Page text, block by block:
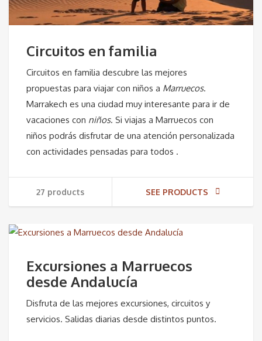
Circuitos en familia
Circuitos en familia descubre las mejores
propuestas para viajar con niños a Marruecos.
Marrakech es una ciudad muy interesante para ir de
vacaciones con niños. Si viajas a Marruecos con
niños podrás disfrutar de una atención personalizada
con actividades pensadas para todos .
27 products SEE PRODUCTS
Excursiones a Marruecos
desde Andalucía
Disfruta de las mejores excursiones, circuitos y
servicios. Salidas diarias desde distintos puntos.